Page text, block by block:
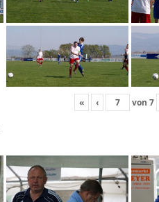
« ‹ von 7